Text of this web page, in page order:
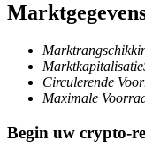
Derivaten voor
Marktkapitalisatie
Circulerende
Maximale
Begin uw crypto-